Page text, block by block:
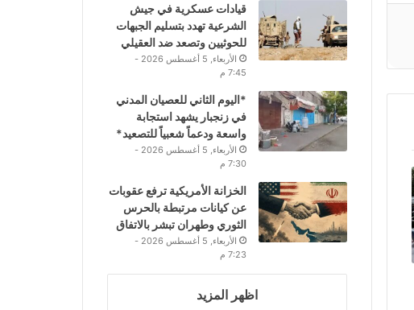
قيادات عسكرية في جيش
الشرعية تهدد بتسليم الجبهات
للحوثيين وتصعد ضد العقيلي
الأربعاء, 5 أغسطس 2026 -
7:45 م
*اليوم الثاني للعصيان المدني
في زنجبار يشهد استجابة
واسعة ودعماً شعبياً للتصعيد*
الأربعاء, 5 أغسطس 2026 -
7:30 م
الخزانة الأمريكية ترفع عقوبات
عن كيانات مرتبطة بالحرس
الثوري وطهران تبشر بالاتفاق
الأربعاء, 5 أغسطس 2026 -
7:23 م
اظهر المزيد